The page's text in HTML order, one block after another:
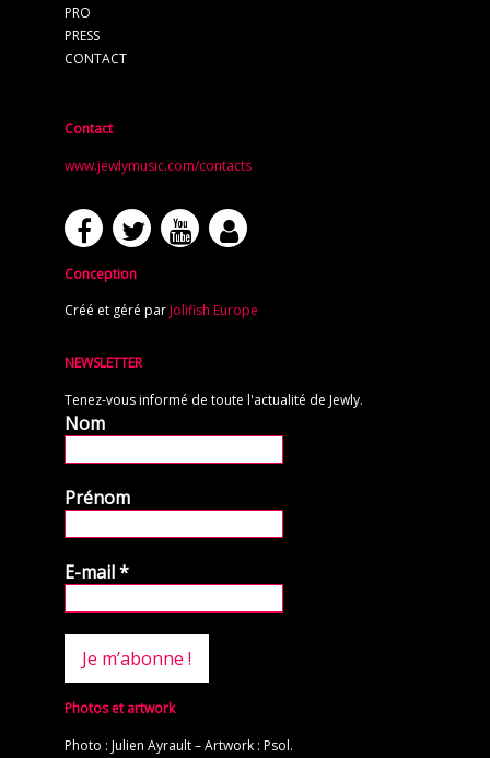
PRO
PRESS
CONTACT
Contact
www.jewlymusic.com/contacts
Conception
Créé et géré par Jolifish Europe
NEWSLETTER
Tenez-vous informé de toute l'actualité de Jewly.
Nom
Prénom
E-mail*
Photos et artwork
Photo : Julien Ayrault – Artwork : Psol.